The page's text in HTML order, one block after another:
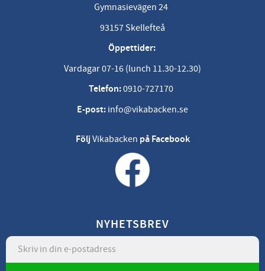
Gymnasievägen 24
93157 Skellefteå
Öppettider:
Vardagar 07-16 (lunch 11.30-12.30)
Telefon:0910-727170
E-post: info@vikabacken.se
FöljVikabacken på Facebook
NYHETSBREV